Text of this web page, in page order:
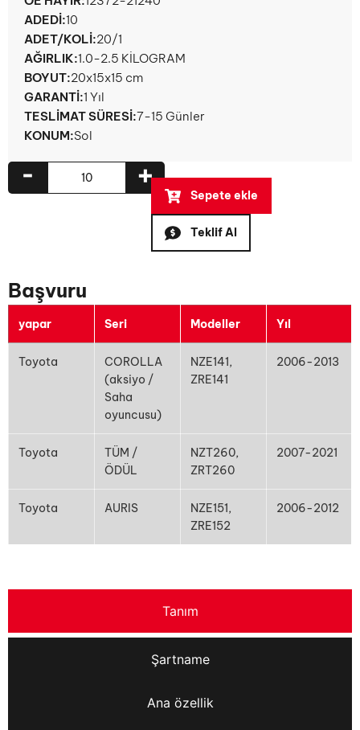
ADEDI:10
ADET/KOLI:20/1
AĞIRLIK:1.0-2.5 KİLOGRAM
BOYUT:20x15x15 cm
GARANTI:1 Yıl
TESLIMAT SÜRESI:7-15 Günler
KONUM:Sol
+
-
Sepete ekle
Teklif Al
Başvuru
yapar Seri Modeller Yıl
Toyota
COROLLA
(aksiyo /
Saha
oyuncusu)
NZE141,
ZRE141
2006-2013
Toyota
TÜM /
ÖDÜL
NZT260,
ZRT260
2007-2021
Toyota AURIS
NZE151,
ZRE152
2006-2012
Tanım
Şartname
Ana özellik